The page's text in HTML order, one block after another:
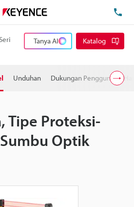
Tanya AI Katalog
Unduhan Dukungan Pengguna
Tipe Proteksi-
Optik